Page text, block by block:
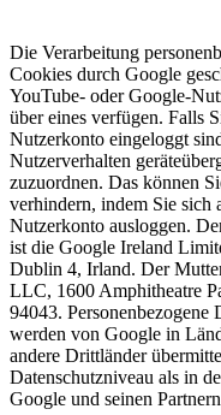
Die Verarbeitung
Cookies durch Google
YouTube- oder Google-
über eines verfügen. Falls
Nutzerkonto eingeloggt
Nutzerverhalten
zuzuordnen. Das können
verhindern, indem Sie sich
Nutzerkonto ausloggen.
ist die Google Ireland
Dublin 4, Irland. Der
LLC, 1600 Amphitheatre
94043. Personenbezogene
werden von Google in
andere Drittländer
Datenschutzniveau als in
Google und seinen